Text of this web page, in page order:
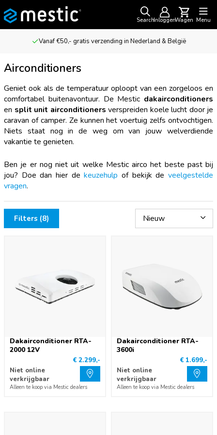
SearchInloggenWagen Menu
& België Voor outdoor avonturiers &
Airconditioners
Geniet ook als de temperatuur oploopt van een zorgeloos en
comfortabel buitenavontuur. De Mestic dakairconditioners
en split unit airconditioners verspreiden koele lucht door je
caravan of camper. Ze kunnen het voertuig zelfs ontvochtigen.
Niets staat nog in de weg om van jouw welverdiende
vakantie te genieten.
Ben je er nog niet uit welke Mestic airco het beste past bij
jou? Doe dan hier dekeuzehulp of bekijk deveelgestelde
vragen.
Filters (8)
Dakairconditioner RTA-
2000 12V
€ 2.299,-
Niet online
verkrijgbaar
Alleen te koop via Mestic dealers
Dakairconditioner RTA-
3600i
€ 1.699,-
Niet online
verkrijgbaar
Alleen te koop via Mestic dealers